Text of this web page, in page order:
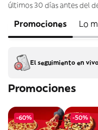
últimos 30 días antes del
Promociones Lo
El seguimiento en
Promociones
-60% -50%